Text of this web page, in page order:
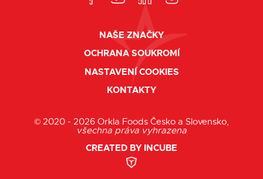
NAŠE ZNAČKY
OCHRANA SOUKROMÍ
NASTAVENÍ COOKIES
KONTAKTY
© 2020 - 2026 Orkla Foods Česko a Slovensko,
všechna práva vyhrazena
CREATED BY INCUBE